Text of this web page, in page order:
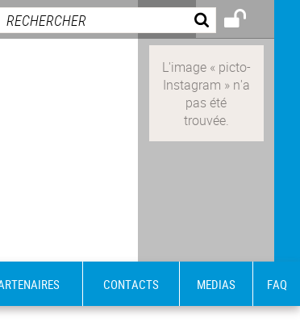
CONTACTS MEDIAS FAQ